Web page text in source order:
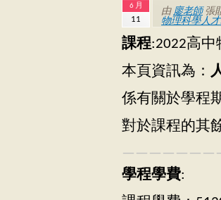
6 月
11
由廖老師張
物理科學人
課程:2022高
本頁資訊為：
係有關於學程
對於課程的其
學程學費: